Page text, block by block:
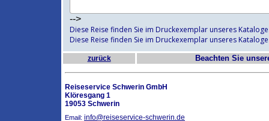
-->
Diese Reise finden Sie im Druckexemplar unseres
Diese Reise finden Sie im Druckexemplar unseres
zurück Beachten Sie
Reiseservice Schwerin GmbH
Klöresgang 1
19053 Schwerin
Email: info@reiseservice-schwerin.de